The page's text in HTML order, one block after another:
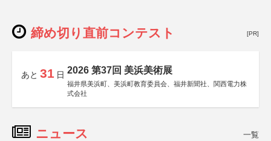
締め切り直前コンテスト [PR]
あと 31 日 2026 第37回 美浜美術展
福井県美浜町、美浜町教育委員会、福井新聞社、関西電力株
式会社
ニュース 一覧